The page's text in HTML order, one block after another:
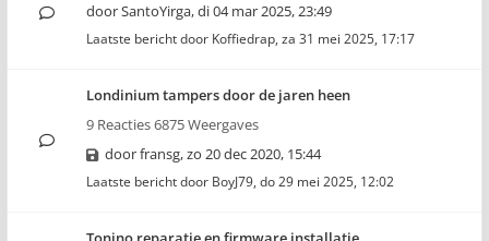
doorSantoYirga,di 04 mar 2025, 23:49
Laatste bericht door Koffiedrap, za 31 mei 2025, 17:17
Londinium tampers door de jaren heen
9 Reacties 6875 Weergaves
doorfransg,zo 20 dec 2020, 15:44
Laatste bericht door BoyJ79, do 29 mei 2025, 12:02